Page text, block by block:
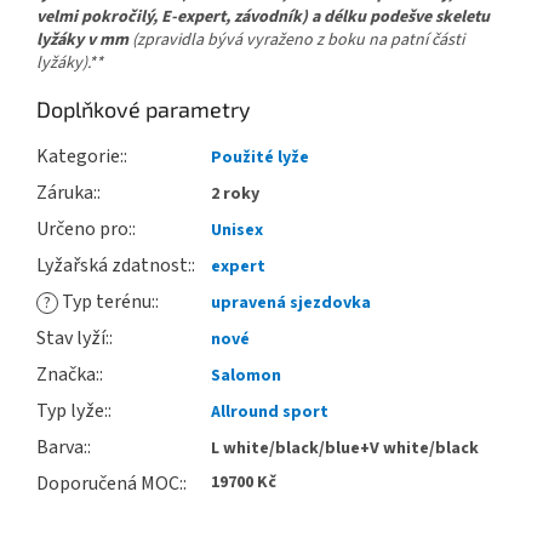
velmi pokročilý, E-expert, závodník) a délku podešve skeletu
lyžáky v mm(zpravidla bývá vyraženo z boku na patní části
lyžáky).**
Doplňkové parametry
Kategorie: Použité lyže
Záruka: 2 roky
Určeno pro: Unisex
Lyžařská zdatnost:
expert
? Typ terénu: upravená sjezdovka
Stav lyží: nové
Značka: Salomon
Typ lyže: Allround sport
Barva: L white/black/blue+V white/black
Doporučená MOC: 19700 Kč